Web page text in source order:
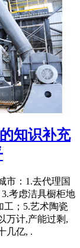
知识补充
市：1.去代理国
考虑洁具橱柜地
工；5.艺术陶瓷
万计,产能过剩,
几亿, .